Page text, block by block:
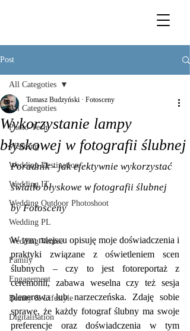
Post
All Categoties
Photo-Tech
Wedding
Wedding Destination
Wedding IT
Wedding Outdoor Photoshoot
Wedding PL
Wedding Venice
Family
Engagement
Beauty & Lifestyle
Digitalisation
All Categoties
Wykorzystanie lampy
błyskowej w fotografii ślubnej
Tomasz Budzyński · Fotosceny
Poradnik - jak efektywnie wykorzystać
światło błyskowe w fotografii ślubnej
by Fotosceny
W tym miejscu opisuję moje doświadczenia i
praktyki związane z oświetleniem scen
ślubnych – czy to jest fotoreportaż z
ceremonii, zabawa weselna czy też sesja
plenerowa lub narzeczeńska. Zdaję sobie
sprawę, że każdy fotograf ślubny ma swoje
preferencje oraz doświadczenia w tym